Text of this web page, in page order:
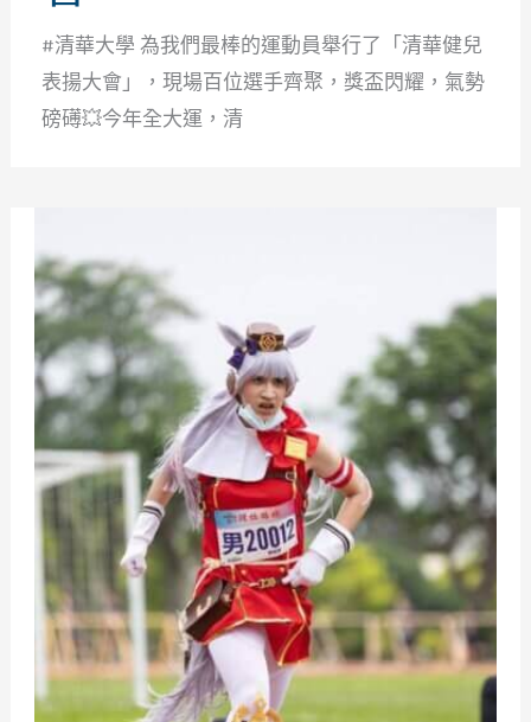
#清華大學 為我們最棒的運動員舉行了「清華健兒
表揚大會」，現場百位選手齊聚，獎盃閃耀，氣勢
磅礡💥今年全大運，清